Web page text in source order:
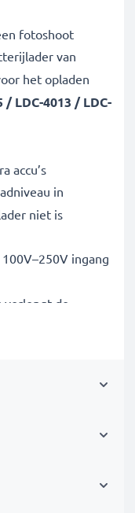
fotoshoot
van
het opladen
/ LDC-4013 / LDC-
accu’s
in
niet is
100V–250V ingang
verlengt de